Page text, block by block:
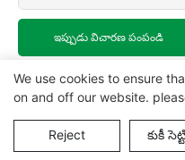
ఇప్పుడు విచారణ పంపండి
కాపీరైట్ © 2024 MCL-
We use cookies to ensure
on and off our website.
Reject కుకీ